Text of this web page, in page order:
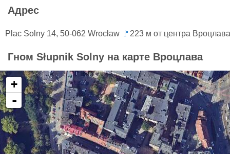
Адрес
Plac Solny 14, 50-062 Wrocław 🚩 223 м от центра Вроцлава
Гном Słupnik Solny на карте Вроцлава
+
-